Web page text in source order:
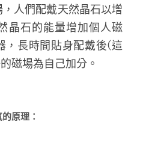
人們配戴天然晶石以增
晶石的能量增加個人磁
，長時間貼身配戴後(這
磁場為自己加分。
原理：